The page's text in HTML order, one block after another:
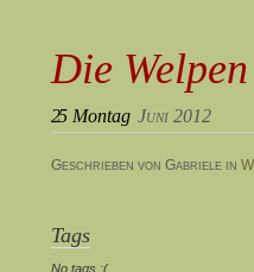
Die
25 Montag Juni 2012
Geschrieben von Gabriele in
Tags
No tags :(